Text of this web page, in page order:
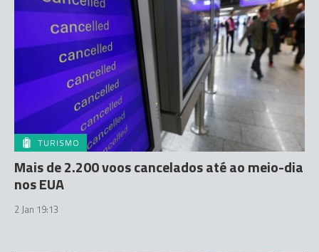
TURISMO
Mais de 2.200 voos cancelados até ao meio-dia
nos EUA
2 Jan 19:13